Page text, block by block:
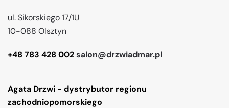
ul. Sikorskiego 17/1U
10-088 Olsztyn
+48 783 428 002salon@drzwiadmar.pl
Agata Drzwi - dystrybutor regionu
zachodniopomorskiego